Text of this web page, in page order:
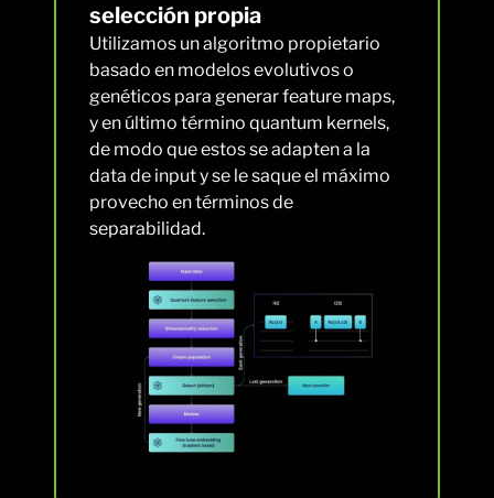
selección propia
Utilizamos un algoritmo propietario
basado en modelos evolutivos o
genéticos para generar feature maps,
y en último término quantum kernels,
de modo que estos se adapten a la
data de input y se le saque el máximo
provecho en términos de
separabilidad.